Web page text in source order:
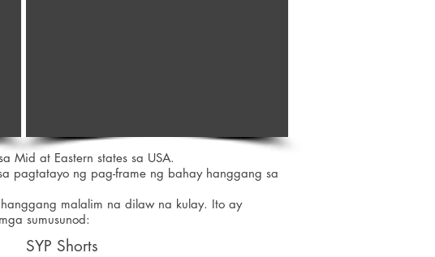
Mid at Eastern states sa USA.
pagtatayo ng pag-frame ng bahay hanggang sa
malalim na dilaw na kulay. Ito ay
sumusunod:
SYP Shorts